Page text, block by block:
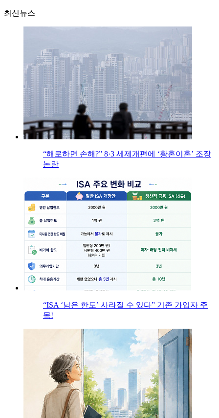
최신뉴스
“해로하면 손해?” 8·3 세제개편에 ‘황혼이혼’ 조장
논란
“ISA ‘남은 한도’ 사라질 수 있다” 기존 가입자 주
목!